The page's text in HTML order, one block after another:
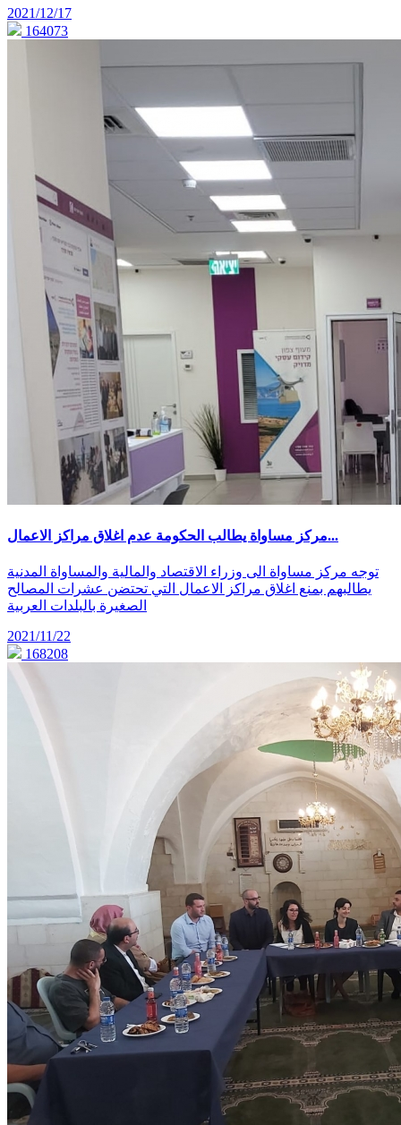
2021/12/17
164073
مركز مساواة يطالب الحكومة عدم اغلاق مراكز الاعمال...
توجه مركز مساواة الى وزراء الاقتصاد والمالية والمساواة المدنية
يطالبهم بمنع اغلاق مراكز الاعمال التي تحتضن عشرات المصالح
الصغيرة بالبلدات العربية
2021/11/22
168208